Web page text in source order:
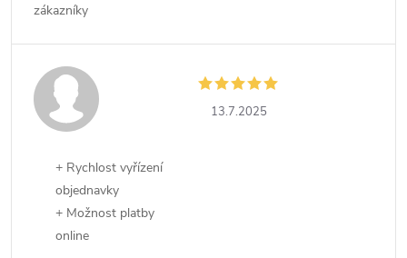
zákazníky
13.7.2025
+ Rychlost vyřízení
objednavky
+ Možnost platby
online